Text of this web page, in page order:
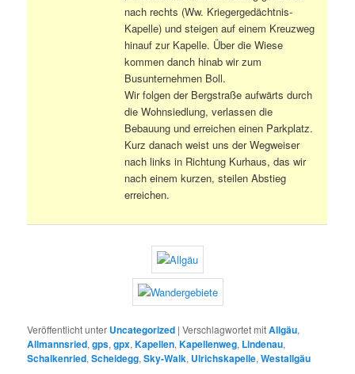
nach rechts (Ww. Kriegergedächtnis-
Kapelle) und steigen auf einem Kreuzweg
hinauf zur Kapelle. Über die Wiese
kommen danch hinab wir zum
Busunternehmen Boll.
Wir folgen der Bergstraße aufwärts durch
die Wohnsiedlung, verlassen die
Bebauung und erreichen einen Parkplatz.
Kurz danach weist uns der Wegweiser
nach links in Richtung Kurhaus, das wir
nach einem kurzen, steilen Abstieg
erreichen.
Veröffentlicht unter Uncategorized |Verschlagwortet mitAllgäu,
Allmannsried,gps,gpx,Kapellen,Kapellenweg, Lindenau,
Schalkenried,Scheidegg,Sky-Walk, Ulrichskapelle,Westallgäu